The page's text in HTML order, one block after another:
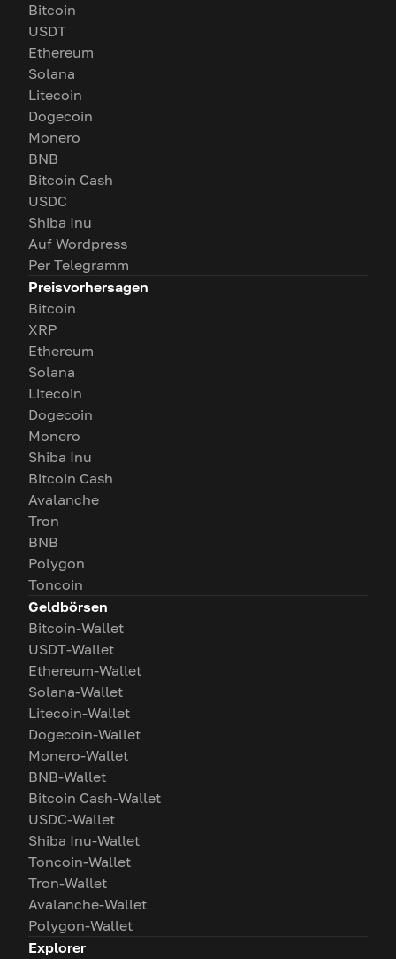
Bitcoin
USDT
Ethereum
Solana
Litecoin
Dogecoin
Monero
BNB
Bitcoin Cash
USDC
Shiba Inu
Auf Wordpress
Per Telegramm
Preisvorhersagen
Bitcoin
XRP
Ethereum
Solana
Litecoin
Dogecoin
Monero
Shiba Inu
Bitcoin Cash
Avalanche
Tron
BNB
Polygon
Toncoin
Geldbörsen
Bitcoin-Wallet
USDT-Wallet
Ethereum-Wallet
Solana-Wallet
Litecoin-Wallet
Dogecoin-Wallet
Monero-Wallet
BNB-Wallet
Bitcoin Cash-Wallet
USDC-Wallet
Shiba Inu-Wallet
Toncoin-Wallet
Tron-Wallet
Avalanche-Wallet
Polygon-Wallet
Explorer